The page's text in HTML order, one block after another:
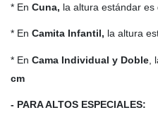
* En Cuna, la altura estándar es
* En Camita Infantil, la altura
* En Cama Individual y Doble
cm
- PARA ALTOS ESPECIALES: